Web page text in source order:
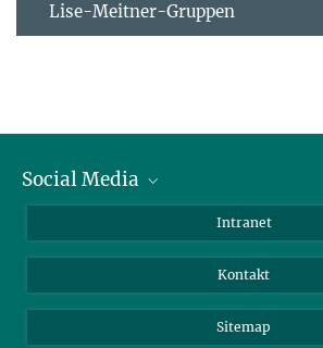
Lise-Meitner-Gruppen
Social Media
LinkedIn
Intranet
Kontakt
Sitemap